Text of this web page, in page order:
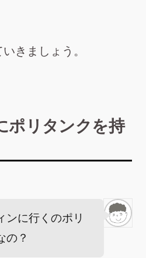
きましょう。
ポリタンクを持
ンに行くのポリ
の？